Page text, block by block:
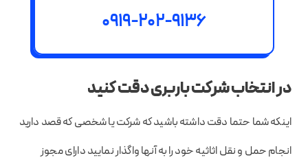
0919-202-9136
در انتخاب شرکت باربری دقت کنید
اینکه شما حتما دقت داشته باشید که شرکت یا شخصی که قصد دارید
انجام حمل و نقل اثاثیه خود را به آنها واگذار نمایید دارای مجوز